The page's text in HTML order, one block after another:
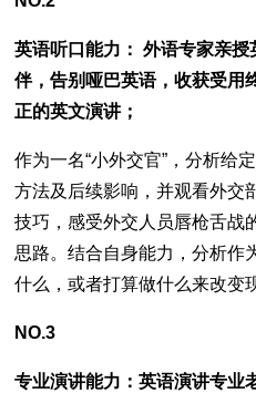
英语听口能力： 外语专家亲
伴，告别哑巴英语，收获受用
正的英文演讲；
作为一名“小外交官”，分析给
方法及后续影响，并观看外交
技巧，感受外交人员唇枪舌战
思路。结合自身能力，分析作
什么，或者打算做什么来改变
NO.3
专业演讲能力：英语演讲专业